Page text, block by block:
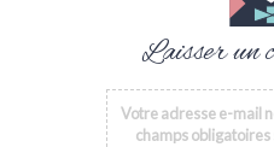
Laisser un
Votre adresse e-mail
champs